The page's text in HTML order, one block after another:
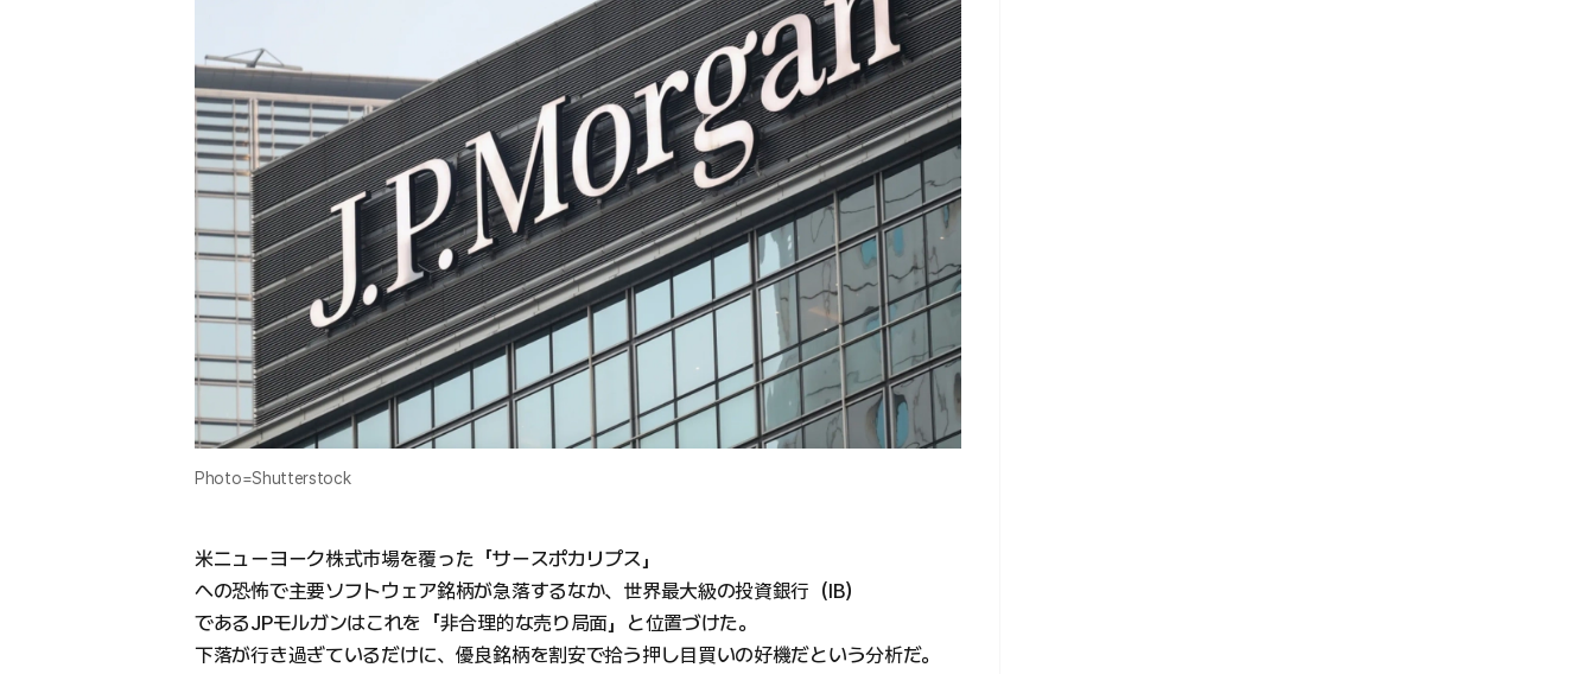
Photo=Shutterstock
米ニューヨーク株式市場を覆った「サースポカリプス」
への恐怖で主要ソフトウェア銘柄が急落するなか、世界最大級の投資銀行（IB）
であるJPモルガンはこれを「非合理的な売り局面」と位置づけた。
下落が行き過ぎているだけに、優良銘柄を割安で拾う押し目買いの好機だという分析だ。